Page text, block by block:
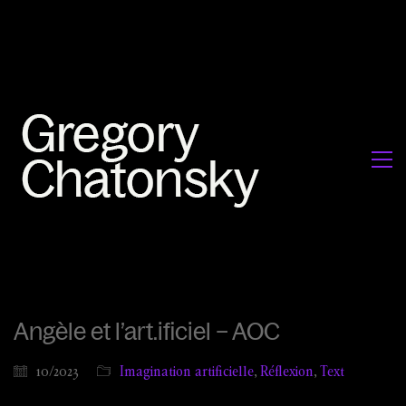
Angèle et l’art.ificiel – AOC
10/2023 Imagination artificielle, Réflexion, Text